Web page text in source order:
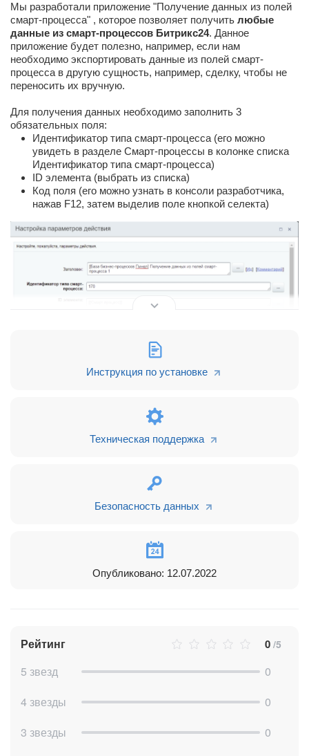
Мы разработали приложение "Получение данных из полей
смарт-процесса" , которое позволяет получить любые
данные из смарт-процессов Битрикс24. Данное
приложение будет полезно, например, если нам
необходимо экспортировать данные из полей смарт-
процесса в другую сущность, например, сделку, чтобы не
переносить их вручную.
Для получения данных необходимо заполнить 3
обязательных поля:
Идентификатор типа смарт-процесса (его можно
увидеть в разделе Смарт-процессы в колонке списка
Идентификатор типа смарт-процесса)
ID элемента (выбрать из списка)
Код поля (его можно узнать в консоли разработчика,
нажав F12, затем выделив поле кнопкой селекта)
Таким образом, приложение "Получение данных из полей
построении новых бизнес-процессов, что значительно
сократит ваши временные и финансовые затраты.
Монетизация у наших приложений идет в рамках
Приложение поставляется в рамках подписки на
Битрикс24.Маркет Плюс на количество 300 API вызовов в
Инструкция по установке
Техническая поддержка
Безопасность данных
Опубликовано: 12.07.2022
Рейтинг 0 /5
5 звезд
0
4 звезды
0
3 звезды
0